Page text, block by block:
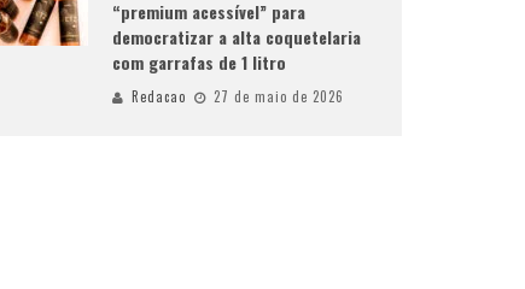
“premium acessível” para
democratizar a alta coquetelaria
com garrafas de 1 litro
Redacao 27 de maio de 2026